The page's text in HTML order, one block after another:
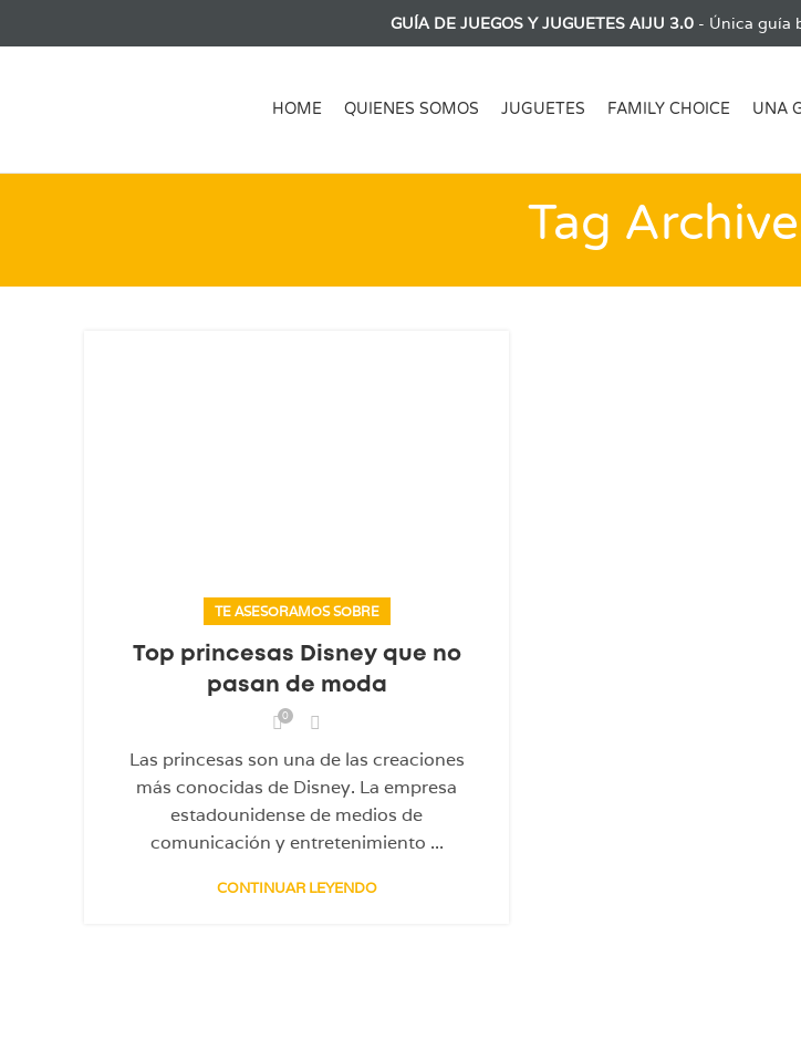
GUÍA DE JUEGOS Y JUGUETES AIJU 3.0 - Única guía
HOME QUIENES SOMOS JUGUETES FAMILY CHOICE UNA
Tag
TE ASESORAMOS SOBRE
Top princesas Disney que no
pasan de moda
0
Las princesas son una de las creaciones
más conocidas de Disney. La empresa
estadounidense de medios de
comunicación y entretenimiento ...
CONTINUAR LEYENDO